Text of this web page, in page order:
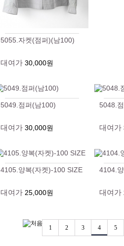
5055.자켓(점퍼)(남100)
대여가 30,000원
5049.점퍼(남100)
대여가 30,000원
5048.
대여가
4105.양복(자켓)-100 SIZE
대여가 25,000원
4104.
대여가
1 2 3 4 5